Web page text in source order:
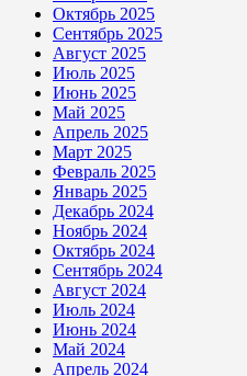
Октябрь 2025
Сентябрь 2025
Август 2025
Июль 2025
Июнь 2025
Май 2025
Апрель 2025
Март 2025
Февраль 2025
Январь 2025
Декабрь 2024
Ноябрь 2024
Октябрь 2024
Сентябрь 2024
Август 2024
Июль 2024
Июнь 2024
Май 2024
Апрель 2024